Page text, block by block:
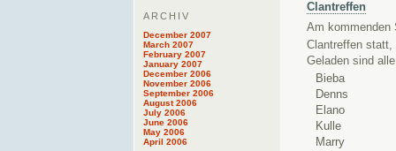
ARCHIV
December 2007
March 2007
February 2007
January 2007
December 2006
November 2006
September 2006
August 2006
July 2006
June 2006
May 2006
April 2006
Clantreffen
Am kommenden
Clantreffen
Geladen sind
Bieba
Denns
Elano
Kulle
Marry